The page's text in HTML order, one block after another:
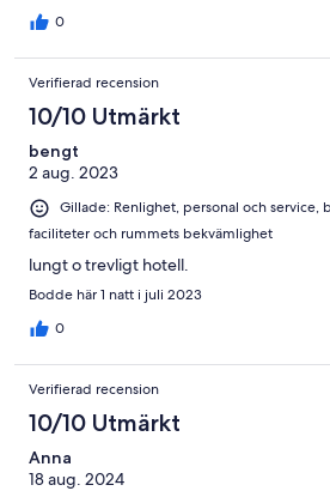
0
Verifierad recension
10/10 Utmärkt
bengt
2 aug. 2023
Gillade: Renlighet, personal och service,
faciliteter och rummets bekvämlighet
lungt o trevligt hotell.
Bodde här 1 natt i juli 2023
0
Verifierad recension
10/10 Utmärkt
Anna
18 aug. 2024